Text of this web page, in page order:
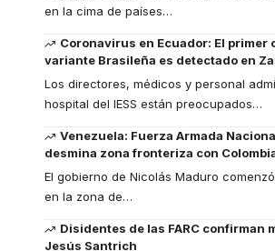
en la cima de países…
Coronavirus en Ecuador: El primer
variante Brasileña es detectado en
Los directores, médicos y personal
hospital del IESS están preocupados…
Venezuela: Fuerza Armada
desmina zona fronteriza con
El gobierno de Nicolás Maduro
en la zona de…
Disidentes de las FARC confirman
Jesús Santrich